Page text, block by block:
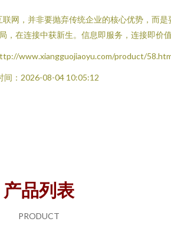
网，并非要抛弃传统企业的核心优势，而
在连接中获新生。信息即服务，连接即价
www.xiangguojiaoyu.com/product/
间：2026-08-04 10:05:12
产品列表
PRODUCT